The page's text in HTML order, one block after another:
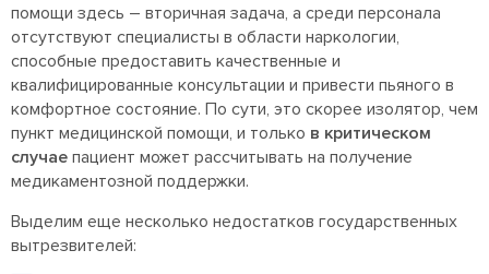
помощи здесь – вторичная задача, а среди персонала
отсутствуют специалисты в области наркологии,
способные предоставить качественные и
квалифицированные консультации и привести пьяного в
комфортное состояние. По сути, это скорее изолятор, чем
пункт медицинской помощи, и только в критическом
случае пациент может рассчитывать на получение
медикаментозной поддержки.
Выделим еще несколько недостатков государственных
вытрезвителей: